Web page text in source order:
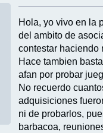
Hola, yo vivo en la
del ambito de
contestar haciendo
Hace tambien
afan por probar
No recuerdo
adquisiciones
ni de probarlos,
barbacoa,